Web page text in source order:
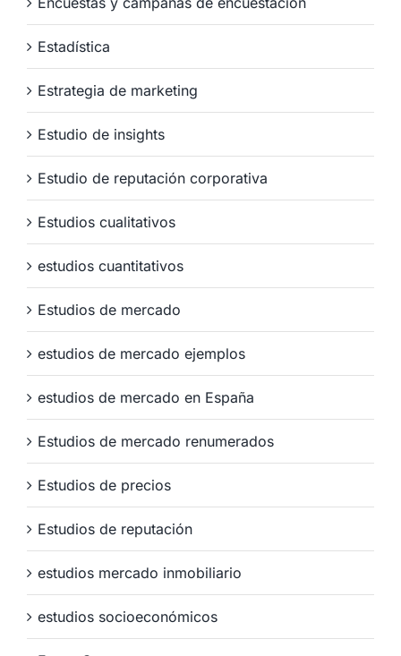
Estadística
Estrategia de marketing
Estudio de insights
Estudio de reputación corporativa
Estudios cualitativos
estudios cuantitativos
Estudios de mercado
estudios de mercado ejemplos
estudios de mercado en España
Estudios de mercado renumerados
Estudios de precios
Estudios de reputación
estudios mercado inmobiliario
estudios socioeconómicos